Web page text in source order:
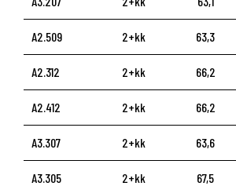
A2.509 2+kk 63,3
A2.312 2+kk 66,2
A2.412 2+kk 66,2
A3.307 2+kk 63,6
A3.305 2+kk 67,5